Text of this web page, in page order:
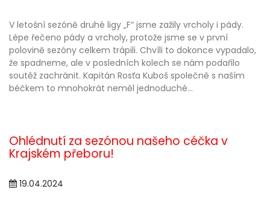
V letošní sezóně druhé ligy „F“ jsme zažily vrcholy i pády.
Lépe řečeno pády a vrcholy, protože jsme se v první
polovině sezóny celkem trápili. Chvíli to dokonce vypadalo,
že spadneme, ale v posledních kolech se nám podařilo
soutěž zachránit. Kapitán Rosťa Kuboš společně s naším
béčkem to mnohokrát neměl jednoduché...
Ohlédnutí za sezónou našeho céčka v
Krajském přeboru!
19.04.2024